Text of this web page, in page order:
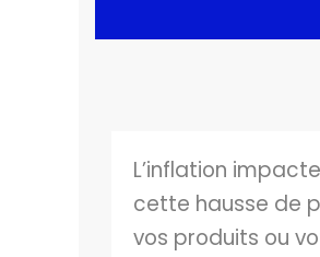
L’inflation
cette hausse de
vos produits ou